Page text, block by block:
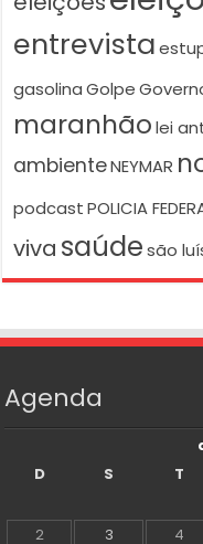
entrevista
gasolina Golpe
maranhão lei
ambienteNEYMAR
podcast POLICIA
viva saúde são
Agenda
D
S T
2
3 4